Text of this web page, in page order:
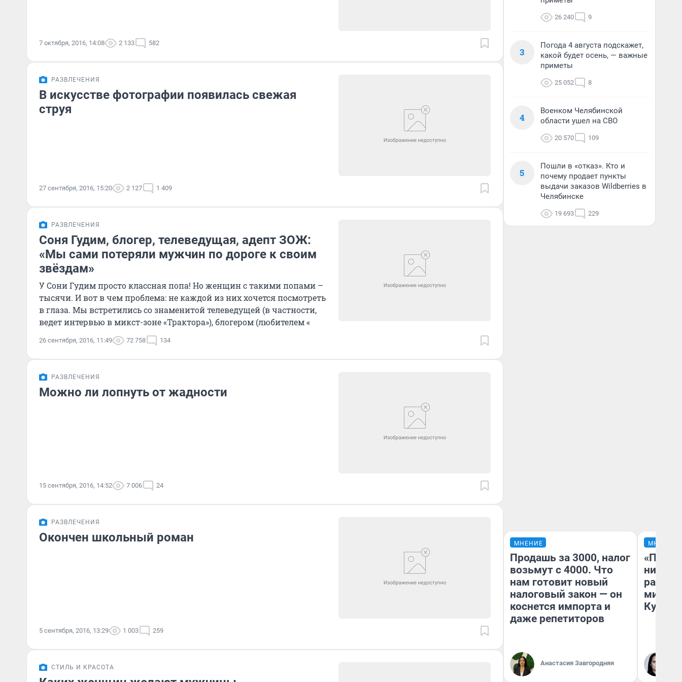
7 октября, 2016, 14:08 2 133 582
РАЗВЛЕЧЕНИЯ
В искусстве фотографии появилась свежая
струя
27 сентября, 2016, 15:20 2 127 1 409
РАЗВЛЕЧЕНИЯ
Соня Гудим, блогер, телеведущая, адепт ЗОЖ:
«Мы сами потеряли мужчин по дороге к своим
звёздам»
У Сони Гудим просто классная попа! Но женщин с такими попами –
тысячи. И вот в чем проблема: не каждой из них хочется посмотреть
в глаза. Мы встретились со знаменитой телеведущей (в частности,
ведет интервью в микст-зоне «Трактора»), блогером (любителем «
26 сентября, 2016, 11:49 72 758 134
РАЗВЛЕЧЕНИЯ
Можно ли лопнуть от жадности
15 сентября, 2016, 14:52 7 006 24
РАЗВЛЕЧЕНИЯ
Окончен школьный роман
5 сентября, 2016, 13:29 1 003 259
СТИЛЬ И КРАСОТА
26 240 9
3
Погода 4 августа подскажет,
какой будет осень, — важные
приметы
25 052 8
4
Военком Челябинской
области ушел на СВО
20 570 109
5
Пошли в «отказ». Кто и
почему продает пункты
выдачи заказов Wildberries в
Челябинске
19 693 229
МНЕНИЕ
Продашь за 3000, налог
возьмут с 4000. Что
нам готовит новый
налоговый закон — он
коснется импорта и
даже репетиторов
Анастасия Завгородняя
МНЕНИЕ
Кузи в